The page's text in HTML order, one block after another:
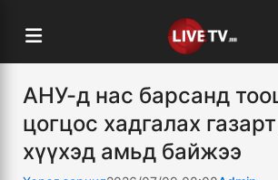
АНУ-д нас барсанд
цогцос хадгалах
хүүхэд амьд байжээ